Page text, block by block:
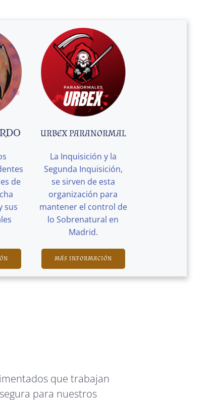
de
sus
URBEX PARANORMAL
La Inquisición y la
Segunda Inquisición,
se sirven de esta
organización para
mantener el control de
lo Sobrenatural en
Madrid.
MÁS INFORMACIÓN
que trabajan
para nuestros